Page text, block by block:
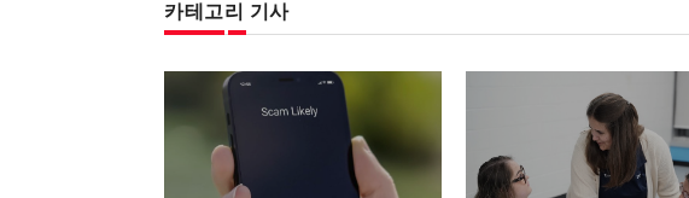
카테고리 기사